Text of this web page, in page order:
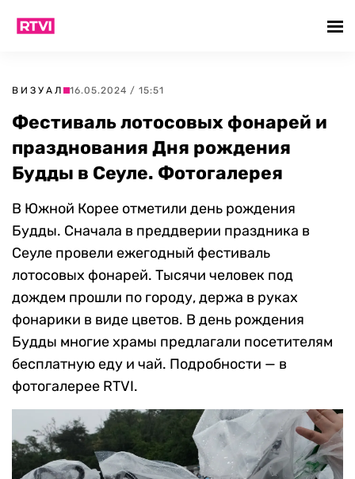
ВИЗУАЛ 16.05.2024 / 15:51
Фестиваль лотосовых фонарей и
празднования Дня рождения
Будды в Сеуле. Фотогалерея
В Южной Корее отметили день рождения
Будды. Сначала в преддверии праздника в
Сеуле провели ежегодный фестиваль
лотосовых фонарей. Тысячи человек под
дождем прошли по городу, держа в руках
фонарики в виде цветов. В день рождения
Будды многие храмы предлагали посетителям
бесплатную еду и чай. Подробности — в
фотогалерее RTVI.